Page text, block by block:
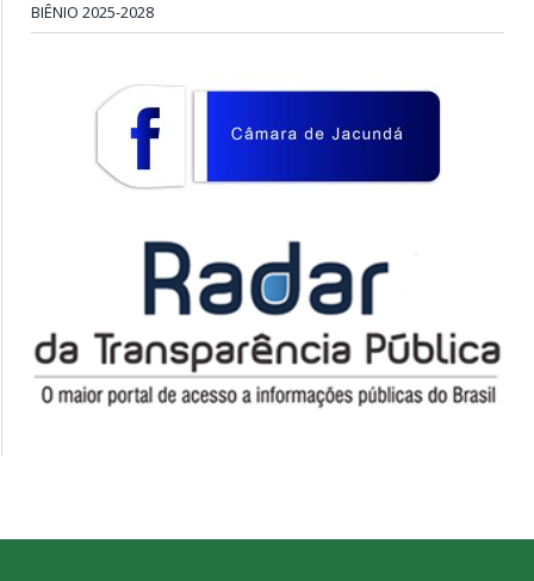
BIÊNIO 2025-2028